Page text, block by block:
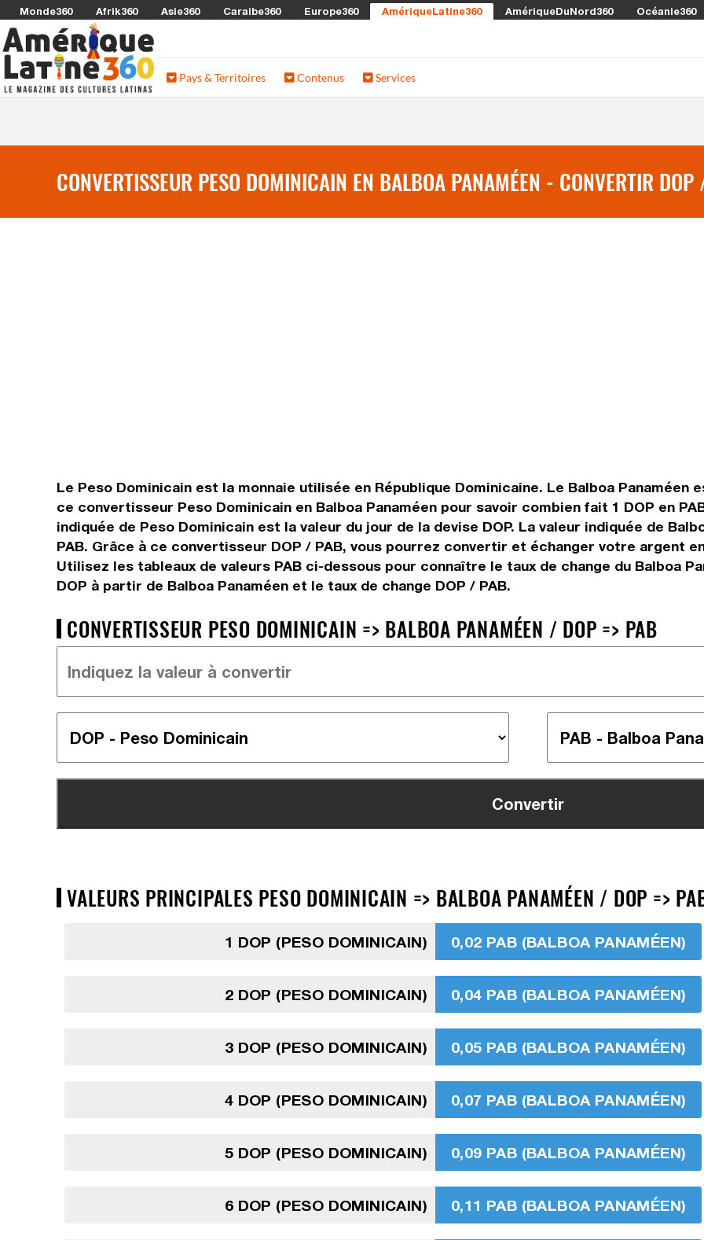
Monde360 Afrik360 Asie360 Caraibe360 Europe360 AmériqueLatine360 AmériqueDuNord360 Océanie360
Pays & Territoires Contenus Services
CONVERTISSEUR PESO DOMINICAIN EN BALBOA PANAMÉEN - CONVERTIR
Le Peso Dominicain est la monnaie utilisée en République Dominicaine. Le Balboa Panaméen
ce convertisseur Peso Dominicain en Balboa Panaméen pour savoir combien fait 1 DOP en
indiquée de Peso Dominicain est la valeur du jour de la devise DOP. La valeur indiquée de
PAB. Grâce à ce convertisseur DOP / PAB, vous pourrez convertir et échanger votre argent
Utilisez les tableaux de valeurs PAB ci-dessous pour connaître le taux de change du Balboa
DOP à partir de Balboa Panaméen et le taux de change DOP / PAB.
CONVERTISSEUR PESO DOMINICAIN => BALBOA PANAMÉEN / DOP => PAB
VALEURS PRINCIPALES PESO DOMINICAIN => BALBOA PANAMÉEN / DOP =>
1 DOP (PESO DOMINICAIN) 0,02 PAB (BALBOA PANAMÉEN)
2 DOP (PESO DOMINICAIN) 0,04 PAB (BALBOA PANAMÉEN)
3 DOP (PESO DOMINICAIN) 0,05 PAB (BALBOA PANAMÉEN)
4 DOP (PESO DOMINICAIN) 0,07 PAB (BALBOA PANAMÉEN)
5 DOP (PESO DOMINICAIN) 0,09 PAB (BALBOA PANAMÉEN)
6 DOP (PESO DOMINICAIN) 0,11 PAB (BALBOA PANAMÉEN)